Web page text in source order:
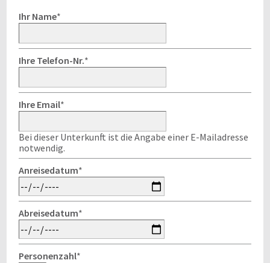
Ihr Name*
Ihre Telefon-Nr.*
Ihre Email*
Bei dieser Unterkunft ist die Angabe einer E-Mailadresse
notwendig.
Anreisedatum*
Abreisedatum*
Personenzahl*